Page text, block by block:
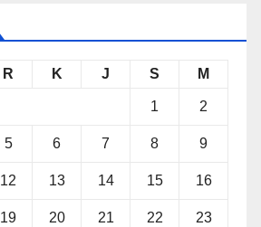
R K J S M
1 2
5 6 7 8 9
12 13 14 15 16
19 20 21 22 23